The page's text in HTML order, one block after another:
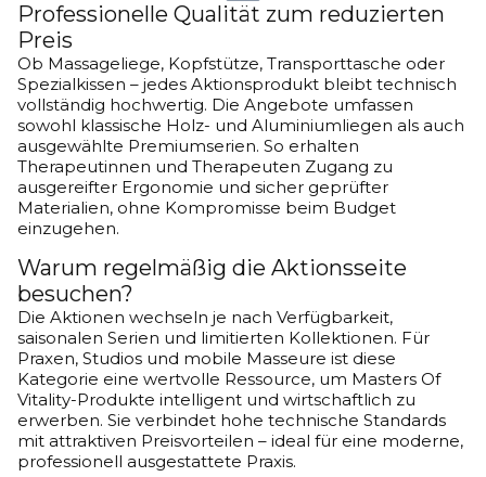
Professionelle Qualität zum reduzierten
Preis
Ob Massageliege, Kopfstütze, Transporttasche oder
Spezialkissen – jedes Aktionsprodukt bleibt technisch
vollständig hochwertig. Die Angebote umfassen
sowohl klassische Holz- und Aluminiumliegen als auch
ausgewählte Premiumserien. So erhalten
Therapeutinnen und Therapeuten Zugang zu
ausgereifter Ergonomie und sicher geprüfter
Materialien, ohne Kompromisse beim Budget
einzugehen.
Warum regelmäßig die Aktionsseite
besuchen?
Die Aktionen wechseln je nach Verfügbarkeit,
saisonalen Serien und limitierten Kollektionen. Für
Praxen, Studios und mobile Masseure ist diese
Kategorie eine wertvolle Ressource, um Masters Of
Vitality-Produkte intelligent und wirtschaftlich zu
erwerben. Sie verbindet hohe technische Standards
mit attraktiven Preisvorteilen – ideal für eine moderne,
professionell ausgestattete Praxis.